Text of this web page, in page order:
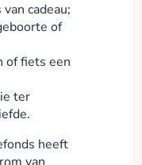
cadeau;
of
of fiets een
ter
heeft